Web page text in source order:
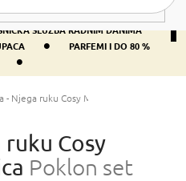
37 € •
400+ SVJETSKI
SLUŽBA RADNIM DANIMA
•
PARFEMI I DO 80 %
•
- Njega ruku Cosy Moments borovica
Cosy
Poklon set